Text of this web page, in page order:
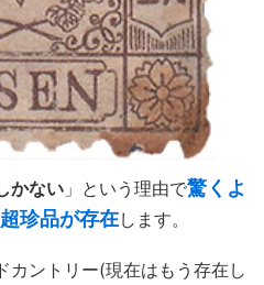
かない 」という理由で驚くよ
珍品が存在します。
カントリー(現在はもう存在し